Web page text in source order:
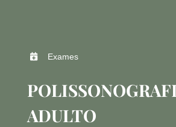
Exames
ADULTO